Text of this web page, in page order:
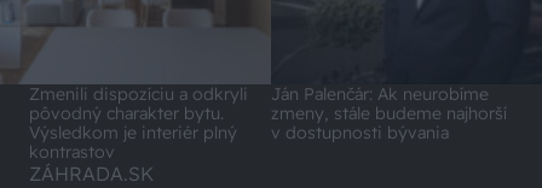
Zmenili dispozíciu a odkryli
pôvodný charakter bytu.
Výsledkom je interiér plný
kontrastov
Ján Palenčár: Ak neurobíme
zmeny, stále budeme najhorší
v dostupnosti bývania
ZÁHRADA.SK